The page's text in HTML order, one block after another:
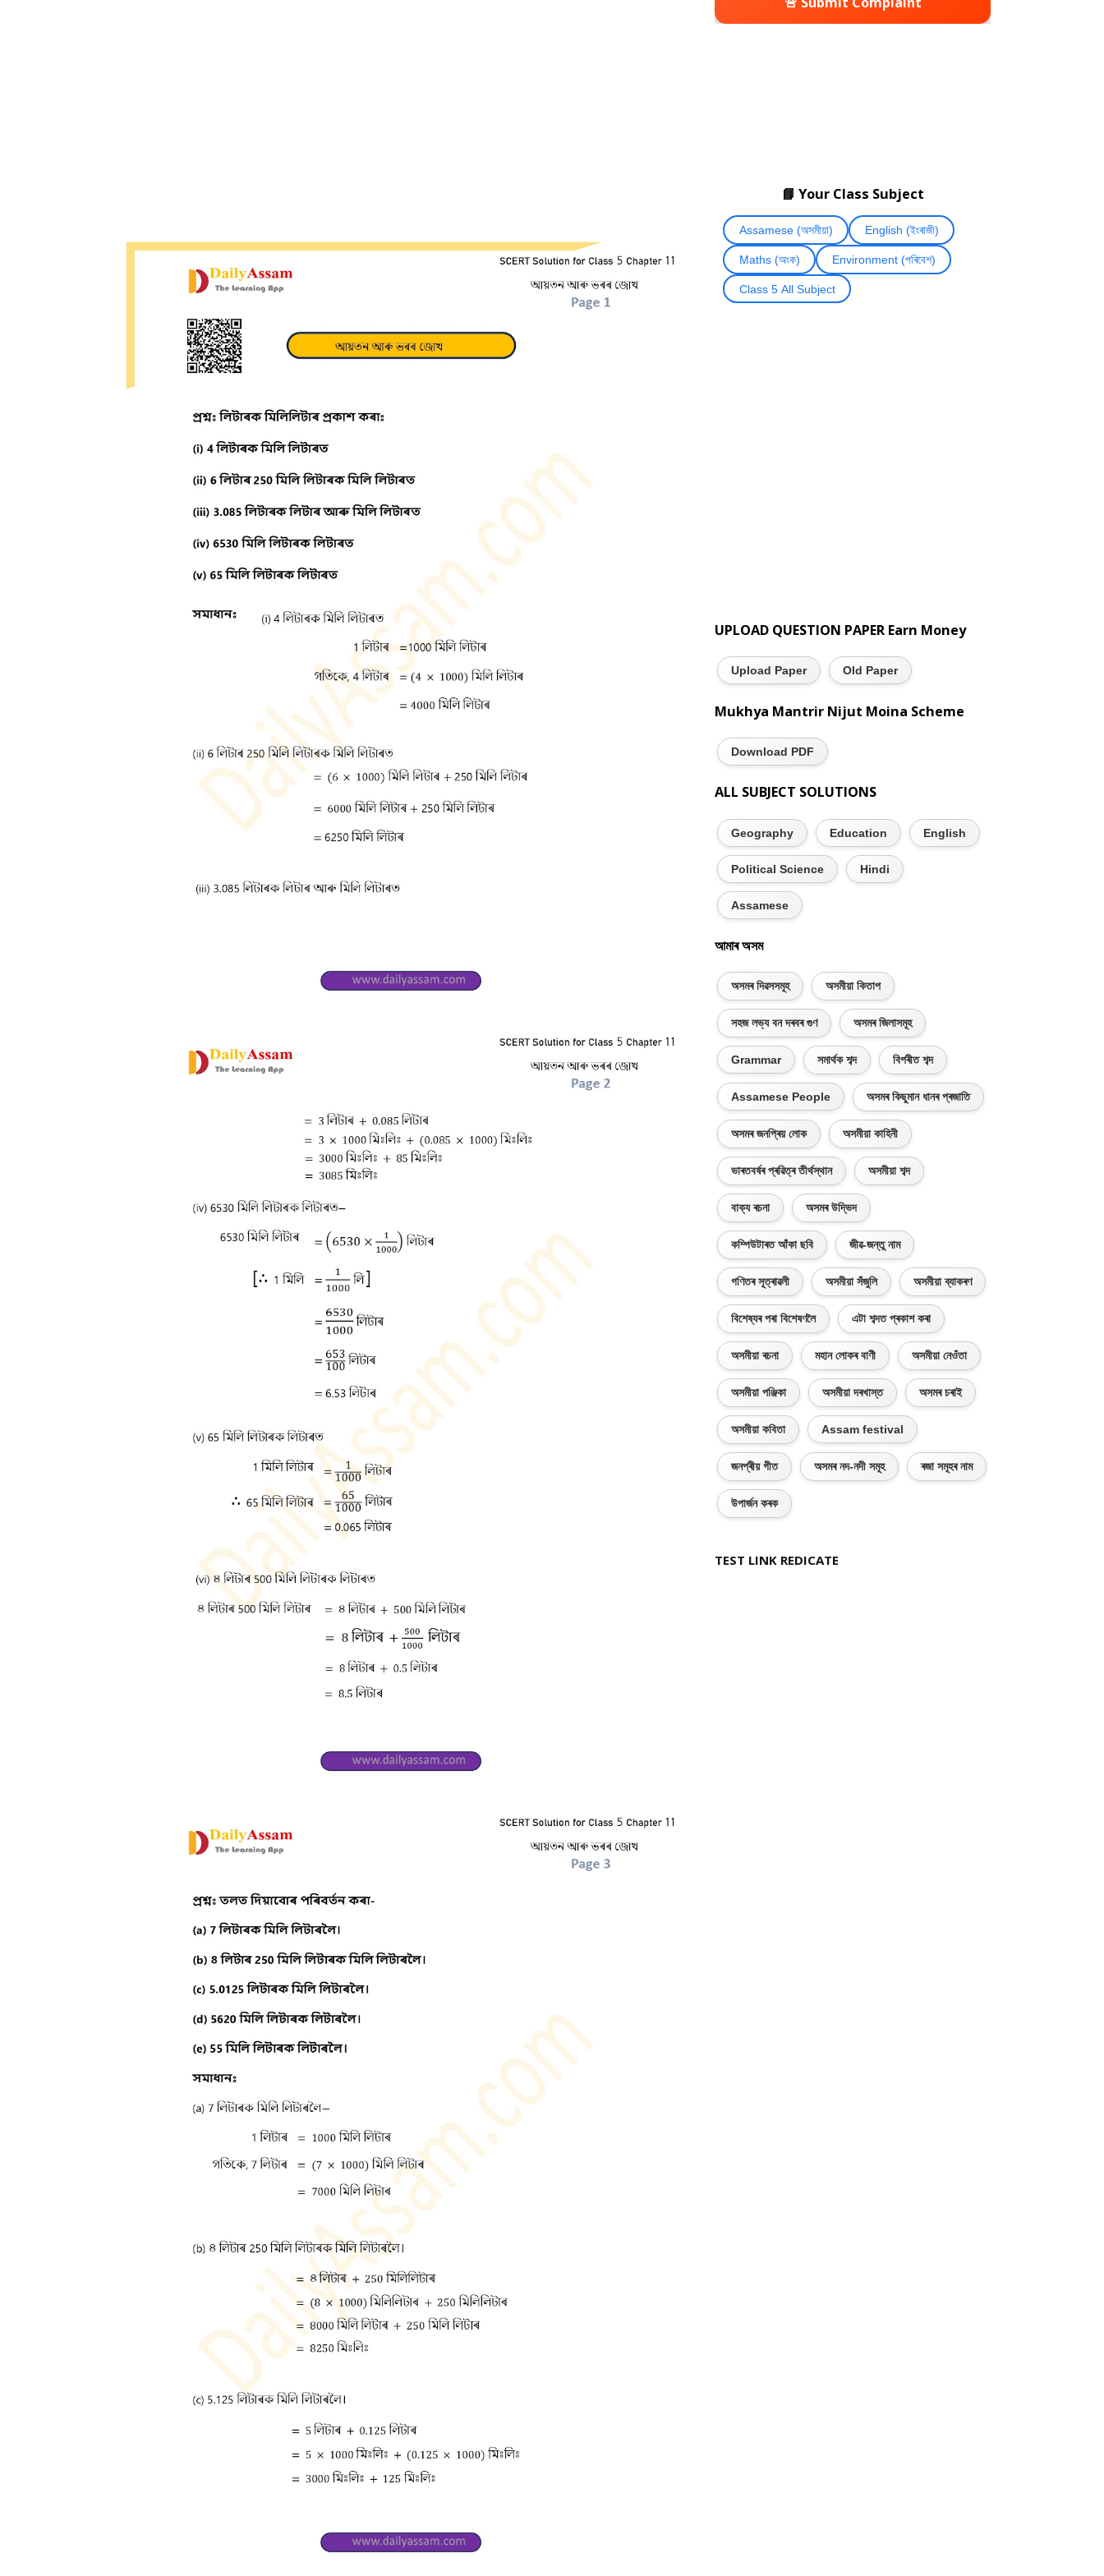
📘 Your Class Subject
Assamese (অসমীয়া) English (ইংৰাজী)
Maths (অংক) Environment (পৰিবেশ)
Class 5 All Subject
UPLOAD QUESTION PAPER Earn Money
Upload Paper Old Paper
Mukhya Mantrir Nijut Moina Scheme
Download PDF
ALL SUBJECT SOLUTIONS
Geography Education English
Political Science Hindi
Assamese
আমাৰ অসম
অসমৰ দিৱসসমূহ অসমীয়া কিতাপ
সহজ লভ্য বন দৰবৰ গুণ অসমৰ জিলাসমূহ
Grammar সমাৰ্থক শব্দ বিপৰীত শব্দ
Assamese People অসমৰ কিছুমান ধানৰ প্ৰজাতি
অসমৰ জনপ্ৰিয় লোক অসমীয়া কাহিনী
ভাৰতবৰ্ষৰ প্ৰৱিত্ৰ তীৰ্থস্থান অসমীয়া শব্দ
বাক্য ৰচনা অসমৰ উদ্ভিদ
কম্পিউটাৰত আঁকা ছবি জীৱ-জন্তু নাম
গণিতৰ সূত্ৰাৱলী অসমীয়া সঁজুলি অসমীয়া ব্যাকৰণ
বিশেষ্যৰ পৰা বিশেষণলৈ এটা শব্দত প্ৰকাশ কৰা
অসমীয়া ৰচনা মহান লোকৰ বাণী অসমীয়া নেওঁতা
অসমীয়া পঞ্জিকা অসমীয়া দৰখাস্ত অসমৰ চৰাই
অসমীয়া কবিতা Assam festival
জনপ্ৰীয় গীত অসমৰ নদ-নদী সমূহ ৰজা সমূহৰ নাম
উপাৰ্জন কৰক
TEST LINK REDICATE